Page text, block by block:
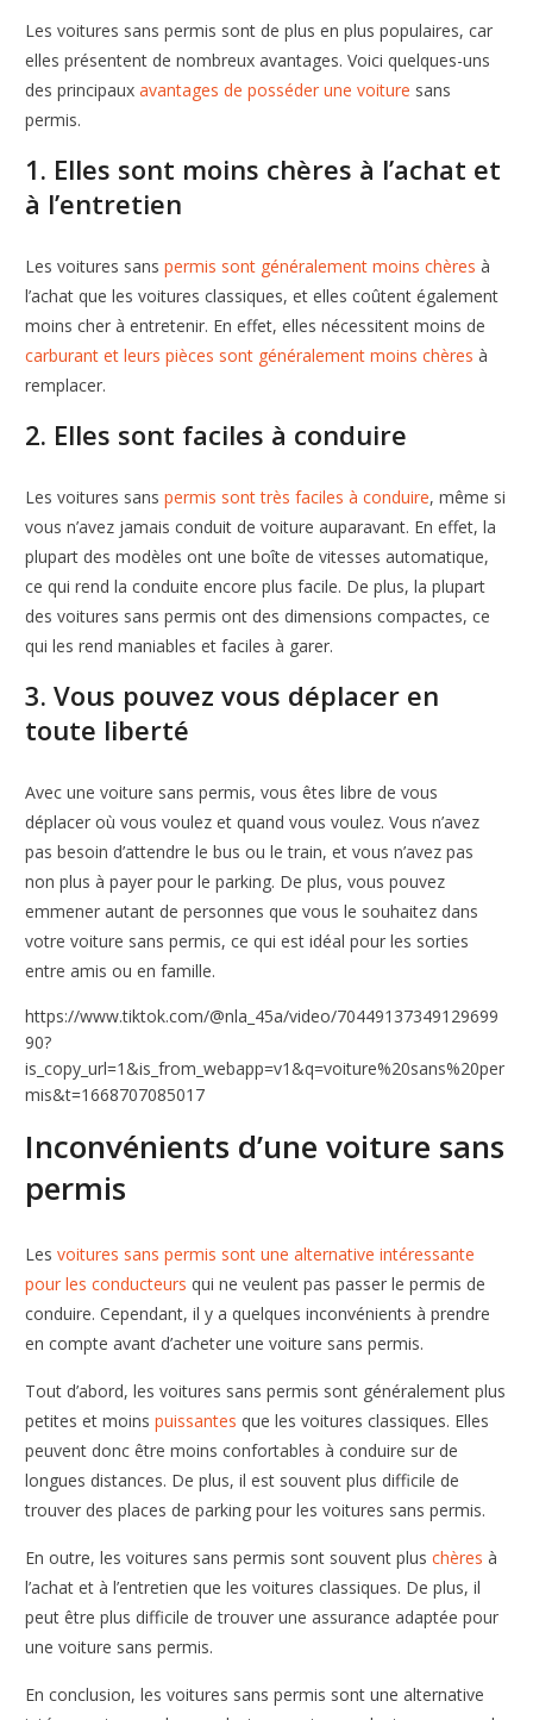
Les voitures sans permis sont de plus en plus populaires, car
elles présentent de nombreux avantages. Voici quelques-uns
des principauxavantages de posséder une voiture sans
permis.
1. Elles sont moins chères à l’achat et
à l’entretien
Les voitures sanspermis sont généralement moins chères à
l’achat que les voitures classiques, et elles coûtent également
moins cher à entretenir. En effet, elles nécessitent moins de
carburant et leurs pièces sont généralement moins chères à
remplacer.
2. Elles sont faciles à conduire
Les voitures sanspermis sont très faciles à conduire, même si
vous n’avez jamais conduit de voiture auparavant. En effet, la
plupart des modèles ont une boîte de vitesses automatique,
ce qui rend la conduite encore plus facile. De plus, la plupart
des voitures sans permis ont des dimensions compactes, ce
qui les rend maniables et faciles à garer.
3. Vous pouvez vous déplacer en
toute liberté
Avec une voiture sans permis, vous êtes libre de vous
déplacer où vous voulez et quand vous voulez. Vous n’avez
pas besoin d’attendre le bus ou le train, et vous n’avez pas
non plus à payer pour le parking. De plus, vous pouvez
emmener autant de personnes que vous le souhaitez dans
votre voiture sans permis, ce qui est idéal pour les sorties
entre amis ou en famille.
https://www.tiktok.com/@nla_45a/video/70449137349129699
90?
is_copy_url=1&is_from_webapp=v1&q=voiture%20sans%20per
mis&t=1668707085017
Inconvénients d’une voiture sans
permis
Lesvoitures sans permis sont une alternative intéressante
pour les conducteurs qui ne veulent pas passer le permis de
conduire. Cependant, il y a quelques inconvénients à prendre
en compte avant d’acheter une voiture sans permis.
Tout d’abord, les voitures sans permis sont généralement plus
petites et moinspuissantes que les voitures classiques. Elles
peuvent donc être moins confortables à conduire sur de
longues distances. De plus, il est souvent plus difficile de
trouver des places de parking pour les voitures sans permis.
En outre, les voitures sans permis sont souvent pluschères à
l’achat et à l’entretien que les voitures classiques. De plus, il
peut être plus difficile de trouver une assurance adaptée pour
une voiture sans permis.
En conclusion, les voitures sans permis sont une alternative